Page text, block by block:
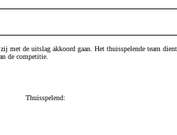
met de uitslag akkoord gaan. Het thuisspelende team
de competitie.
Thuisspelend: